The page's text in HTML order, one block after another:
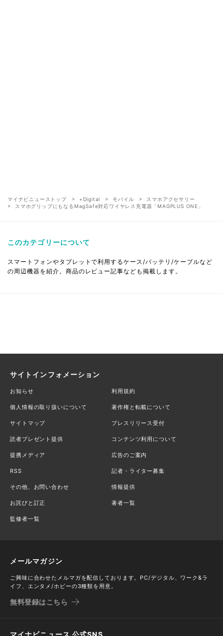
マイナビニューストップ +Digital モバイル
スマホアクセサリー
スマホグリップにもなるMagSafe対応ワイヤレス充電器「MAGPLUS ONE」
このカテゴリーについて
スマートフォンやタブレットで利用するケース/バッテリ/ケーブルなど
の周辺機器を紹介。商品のレビュー記事なども掲載します。
サイトインフォメーション
お知らせ 利用規約
個人情報の取り扱いについて 著作権と転載について
サイトマップ プレスリリース受付
読者プレゼント提供 コンテンツ利用について
提携メディア 広告のご案内
RSS 記者・ライター募集
その他、お問い合わせ 情報提供
お詫びと訂正 著者一覧
監修者一覧
メールマガジン
ご興味に合わせたメルマガを配信しております。PC/デジタル、ワーク&ラ
イフ、エンタメ/ホビーの3種類を用意。
無料登録はこちら
マイナビニュース 公式SNS